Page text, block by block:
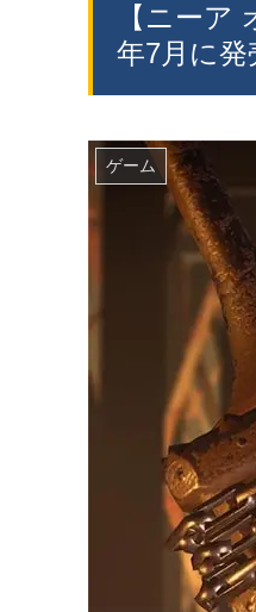
【ニーア
年7月に発
ゲーム